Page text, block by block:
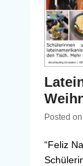
Posted on
“Feliz